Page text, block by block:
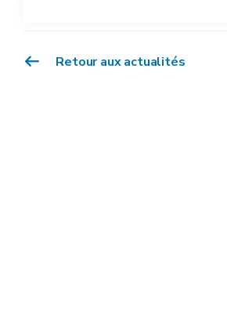
Retour aux actualités